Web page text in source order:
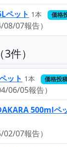
ペット 1本 価格
08/07報告）
3件）
ット 1本 価格投
06/05報告）
500mlペ
02/07報告）